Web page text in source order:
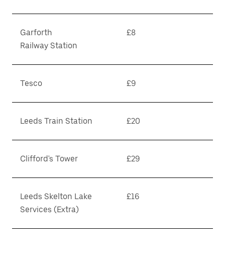
Garforth
Railway Station
£8
Tesco £9
Leeds Train Station £20
Clifford's Tower £29
Leeds Skelton Lake
Services (Extra)
£16